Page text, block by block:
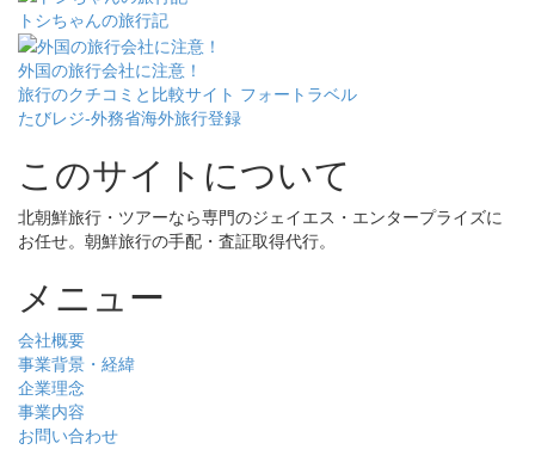
トシちゃんの旅行記
外国の旅行会社に注意！
旅行のクチコミと比較サイト フォートラベル
たびレジ-外務省海外旅行登録
このサイトについて
北朝鮮旅行・ツアーなら専門のジェイエス・エンタープライズに
お任せ。朝鮮旅行の手配・査証取得代行。
メニュー
会社概要
事業背景・経緯
企業理念
事業内容
お問い合わせ